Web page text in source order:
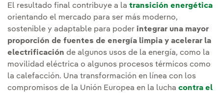
El resultado final contribuye a la transición energética
orientando el mercado para ser más moderno,
sostenible y adaptable para poder integrar una mayor
proporción de fuentes de energía limpia y acelerar la
electrificación de algunos usos de la energía, como la
movilidad eléctrica o algunos procesos térmicos como
la calefacción. Una transformación en línea con los
compromisos de la Unión Europea en la lucha contra el